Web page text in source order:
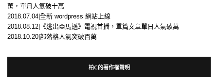
萬，單月人氣破十萬
2018.07.04|全新 wordpress 網站上線
2018.08.12|《逃出亞馬遜》電視首播，單篇文章單日人氣破萬
2018.10.20|部落格人氣突破百萬
柏C的著作權聲明